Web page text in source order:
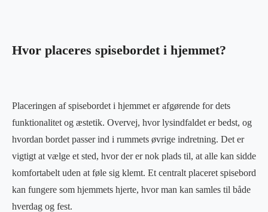
Hvor placeres spisebordet i hjemmet?
Placeringen af spisebordet i hjemmet er afgørende for dets
funktionalitet og æstetik. Overvej, hvor lysindfaldet er bedst, og
hvordan bordet passer ind i rummets øvrige indretning. Det er
vigtigt at vælge et sted, hvor der er nok plads til, at alle kan sidde
komfortabelt uden at føle sig klemt. Et centralt placeret spisebord
kan fungere som hjemmets hjerte, hvor man kan samles til både
hverdag og fest.